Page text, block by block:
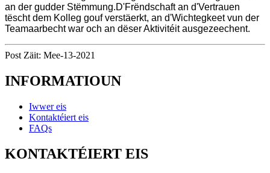
an der gudder Stëmmung.D'Frëndschaft an d'Vertrauen
tëscht dem Kolleg gouf verstäerkt, an d'Wichtegkeet vun der
Teamaarbecht war och an dëser Aktivitéit ausgezeechent.
Post Zäit: Mee-13-2021
INFORMATIOUN
Iwwer eis
Kontaktéiert eis
FAQs
KONTAKTÉIERT EIS